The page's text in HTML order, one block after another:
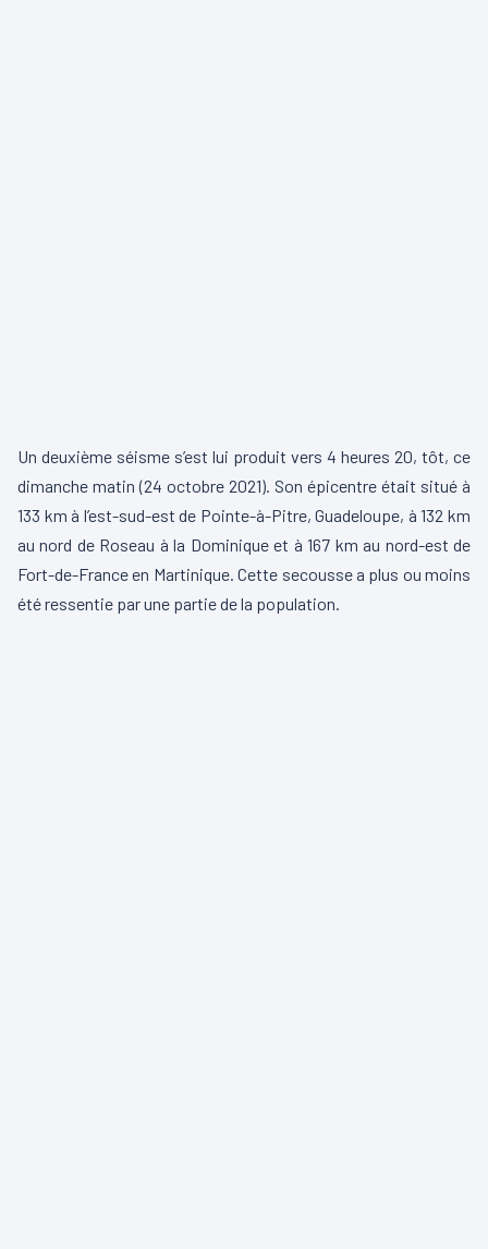
Un deuxième séisme s’est lui produit vers 4 heures 20, tôt, ce
dimanche matin (24 octobre 2021). Son épicentre était situé à
133 km à l’est-sud-est de Pointe-à-Pitre, Guadeloupe, à 132 km
au nord de Roseau à la Dominique et à 167 km au nord-est de
Fort-de-France en Martinique. Cette secousse a plus ou moins
été ressentie par une partie de la population.